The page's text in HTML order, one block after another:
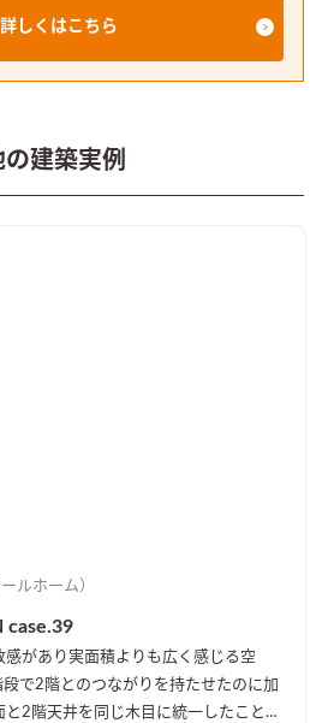
詳しくはこちら
建築実例
ルホーム）
case.39
感があり実面積よりも広く感じる空
2階天井を同じ木目に統一したことに